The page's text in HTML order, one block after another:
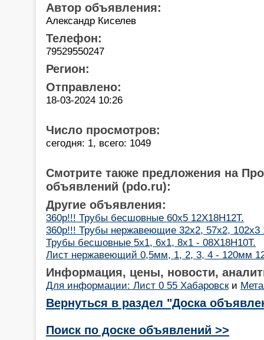
Автор объявления:
Александр Киселев
Телефон:
79529550247
Регион:
Отправлено:
18-03-2024 10:26
Число просмотров:
сегодня: 1, всего: 1049
Смотрите также предложения на
объявлений (pdo.ru):
Другие объявления:
360р!!! Трубы бесшовные 60х5 12Х18Н12Т.
360р!!! Трубы нержавеющие 32х2, 57х2, 102х3
Трубы бесшовные 5х1, 6х1, 8х1 - 08Х18Н10Т.
Лист нержавеющий 0,5мм, 1, 2, 3, 4 - 120мм
Информация, цены, новости,
Для информации: Лист 0 55 Хабаровски
Вернуться в раздел "Доска
Поиск по доске объявлений >>